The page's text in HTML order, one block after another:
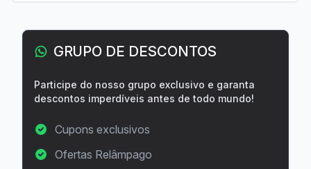
GRUPO DE DESCONTOS
Participe do nosso grupo exclusivo e garanta
descontos imperdíveis antes de todo mundo!
Cupons exclusivos
Ofertas Relâmpago